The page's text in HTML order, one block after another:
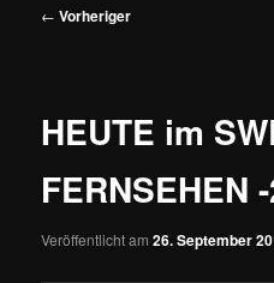
Beitragsnavigation
← Vorheriger
HEUTE im
FERNSEHEN
Veröffentlicht am26. September